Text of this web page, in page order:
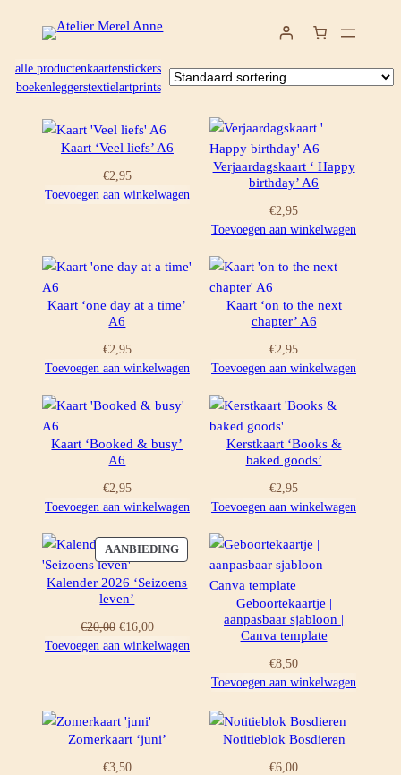
inhoud
alle productenkaartenstickers
boekenleggerstextielartprints
Kaart ‘Veel liefs’ A6
€2,95
Toevoegen aan winkelwagen
Verjaardagskaart ‘ Happy
birthday’ A6
€2,95
Toevoegen aan winkelwagen
Kaart ‘one day at a time’
A6
€2,95
Toevoegen aan winkelwagen
Kaart ‘on to the next
chapter’ A6
€2,95
Toevoegen aan winkelwagen
Kaart ‘Booked & busy’
A6
€2,95
Toevoegen aan winkelwagen
Kerstkaart ‘Books &
baked goods’
€2,95
Toevoegen aan winkelwagen
AANBIEDINGPRODUCT
IN
DE
UITVERKOOP
Kalender 2026 ‘Seizoens
leven’
€20,00 Oorspronkelijke
prijs
€16,00Huidige
prijs
Toevoegen aan winkelwagen
Geboortekaartje |
aanpasbaar sjabloon |
Canva template
€8,50
Toevoegen aan winkelwagen
Zomerkaart ‘juni’
€3,50
Notitieblok Bosdieren
€6,00